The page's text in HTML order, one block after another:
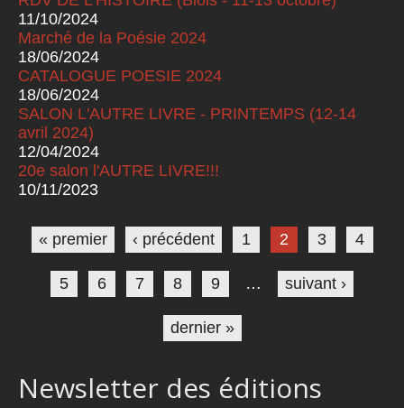
11/10/2024
Marché de la Poésie 2024
18/06/2024
CATALOGUE POESIE 2024
18/06/2024
SALON L'AUTRE LIVRE - PRINTEMPS (12-14
avril 2024)
12/04/2024
20e salon l'AUTRE LIVRE!!!
10/11/2023
Pages
« premier ‹ précédent 1 2 3 4
5 6 7 8 9 … suivant ›
dernier »
Newsletter des éditions